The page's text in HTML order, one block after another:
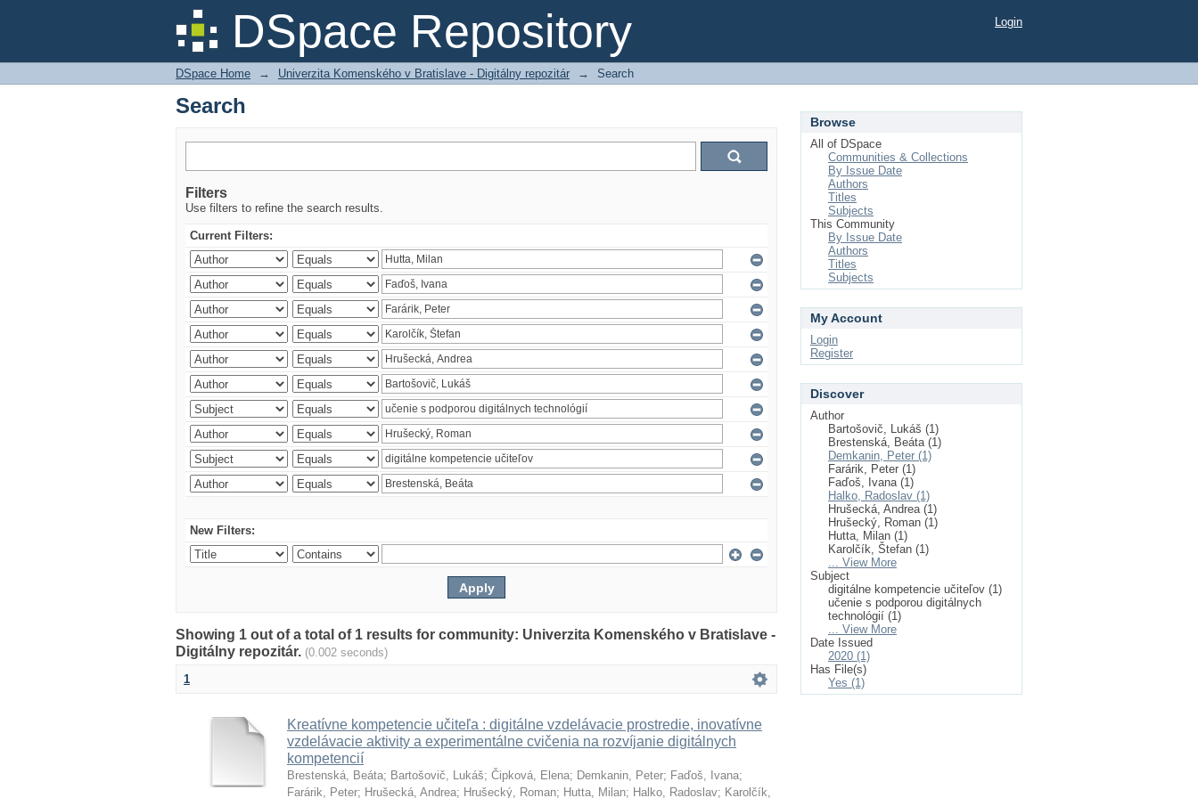
DSpace Repository
Search Login
DSpace Home → Univerzita Komenského v Bratislave - Digitálny repozitár → Search
Search
Filters
Use filters to refine the search results.
Current Filters:
New Filters:
Showing 1 out of a total of 1 results for community: Univerzita Komenského v Bratislave -
Digitálny repozitár. (0.002 seconds)
1
Kreatívne kompetencie učiteľa : digitálne vzdelávacie prostredie, inovatívne
vzdelávacie aktivity a experimentálne cvičenia na rozvíjanie digitálnych
kompetencií
Brestenská, Beáta; Bartošovič, Lukáš; Čipková, Elena; Demkanin, Peter; Faďoš, Ivana;
Farárik, Peter; Hrušecká, Andrea; Hrušecký, Roman; Hutta, Milan; Halko, Radoslav; Karolčík,
Browse
All of DSpace
Communities & Collections
By Issue Date
Authors
Titles
Subjects
This Community
By Issue Date
Authors
Titles
Subjects
My Account
Login
Register
Discover
Author
Bartošovič, Lukáš (1)
Brestenská, Beáta (1)
Demkanin, Peter (1)
Farárik, Peter (1)
Faďoš, Ivana (1)
Halko, Radoslav (1)
Hrušecká, Andrea (1)
Hrušecký, Roman (1)
Hutta, Milan (1)
Karolčík, Štefan (1)
... View More
Subject
digitálne kompetencie učiteľov (1)
učenie s podporou digitálnych
technológií (1)
... View More
Date Issued
2020 (1)
Has File(s)
Yes (1)